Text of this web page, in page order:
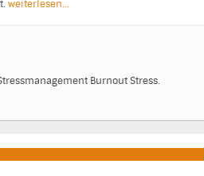
weiterlesen…
Burnout Stress.